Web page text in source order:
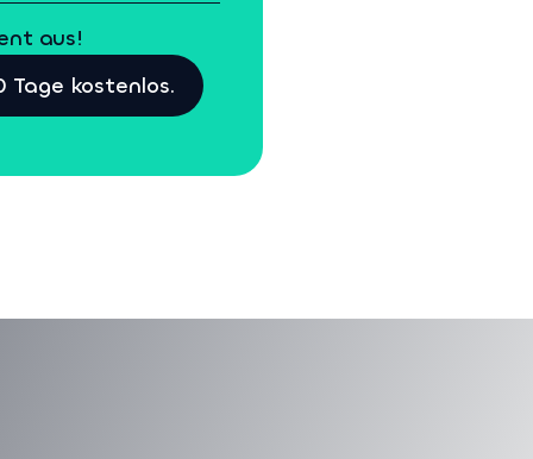
aus!
Tage kostenlos.